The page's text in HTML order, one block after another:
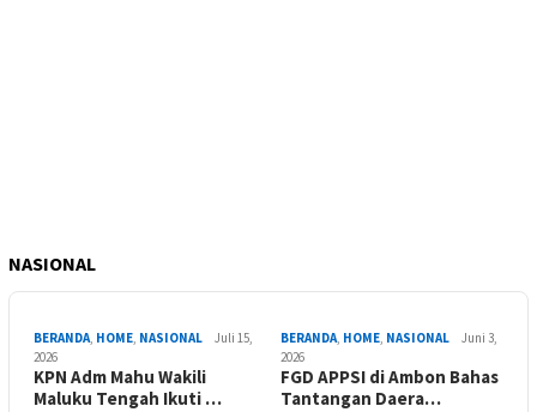
NASIONAL
BERANDA, HOME, NASIONAL
Juli 15,
2026
KPN Adm Mahu Wakili
Maluku Tengah Ikuti …
BERANDA, HOME, NASIONAL
Juni 3,
2026
FGD APPSI di Ambon Bahas
Tantangan Daera…